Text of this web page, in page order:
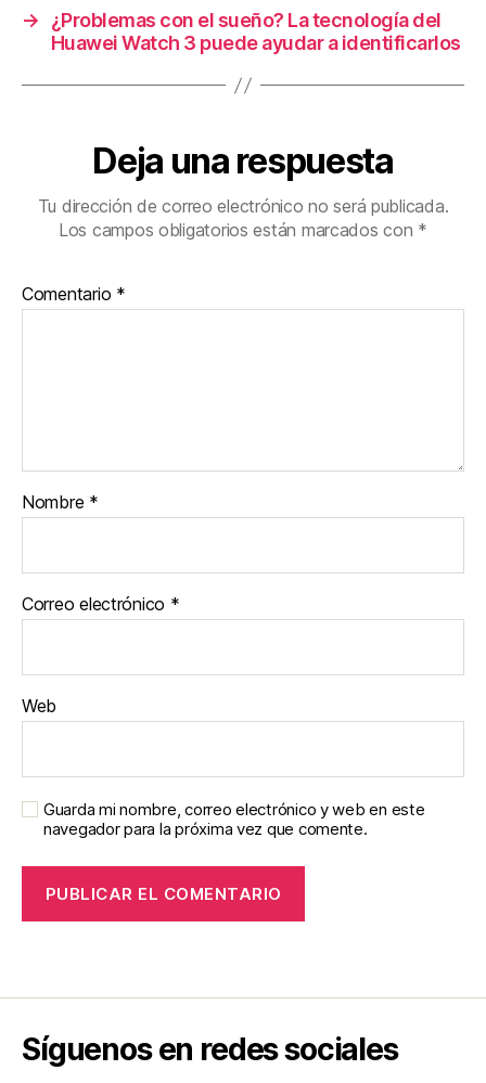
→
¿Problemas con el sueño? La tecnología del
Huawei Watch 3 puede ayudar a identificarlos
Deja una respuesta
Tu dirección de correo electrónico no será publicada.
Los campos obligatorios están marcados con *
Comentario *
Nombre *
Correo electrónico *
Web
Guarda mi nombre, correo electrónico y web en este
navegador para la próxima vez que comente.
Síguenos en redes sociales